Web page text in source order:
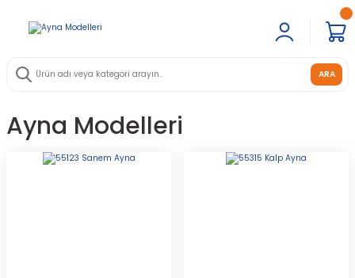
ARA
Ayna Modelleri